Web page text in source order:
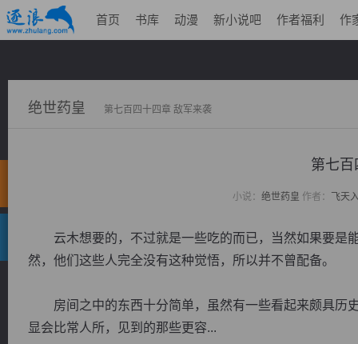
首页 书库 动漫 新小说吧 作者福利 作
绝世药皇 第七百四十四章 敌军来袭
第七百
小说： 绝世药皇 作者： 飞天
云木想要的，不过就是一些吃的而已，当然如果要是
然，他们这些人完全没有这种觉悟，所以并不曾配备。
房间之中的东西十分简单，虽然有一些看起来颇具历
显会比常人所，见到的那些更容...